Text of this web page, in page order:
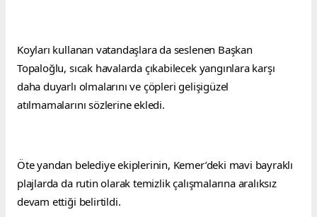
Koyları kullanan vatandaşlara da seslenen Başkan
Topaloğlu, sıcak havalarda çıkabilecek yangınlara karşı
daha duyarlı olmalarını ve çöpleri gelişigüzel
atılmamalarını sözlerine ekledi.
Öte yandan belediye ekiplerinin, Kemer’deki mavi bayraklı
plajlarda da rutin olarak temizlik çalışmalarına aralıksız
devam ettiği belirtildi.